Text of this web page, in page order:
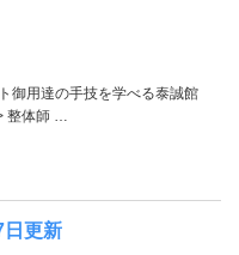
御用達の手技を学べる泰誠館
整体師 …
日更新